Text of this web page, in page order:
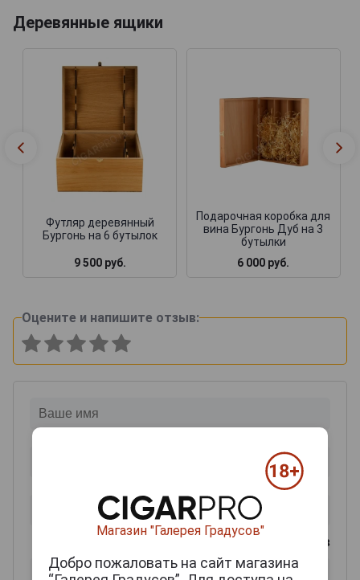
Деревянные ящики
Футляр деревянный
Бургонь на 6 бутылок
9 500 руб.
Подарочная коробка для
вина Бургонь Дуб на 3
бутылки
6 000 руб.
Оцените и напишите отзыв:
0 из 2000 знаков
Магазин "Галерея Градусов"
Добро пожаловать на сайт магазина